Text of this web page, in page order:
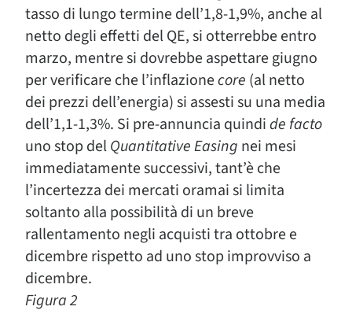
tasso di lungo termine dell’1,8-1,9%, anche al
netto degli effetti del QE, si otterrebbe entro
marzo, mentre si dovrebbe aspettare giugno
per verificare che l’inflazionecore (al netto
dei prezzi dell’energia) si assesti su una media
dell’1,1-1,3%. Si pre-annuncia quindide facto
uno stop delQuantitative Easing nei mesi
immediatamente successivi, tant’è che
l’incertezza dei mercati oramai si limita
soltanto alla possibilità di un breve
rallentamento negli acquisti tra ottobre e
dicembre rispetto ad uno stop improvviso a
dicembre.
Figura 2